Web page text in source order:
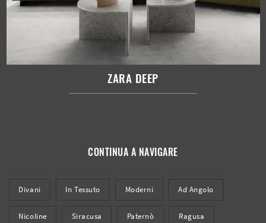
ZARA DEEP
CONTINUA A NAVIGARE
Divani In Tessuto Moderni Ad Angolo
Nicoline Siracusa Paternò Ragusa